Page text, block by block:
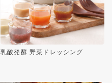
乳酸発酵 野菜ドレッシング